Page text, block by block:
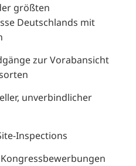
größten
Deutschlands mit
zur Vorabansicht
unverbindlicher
Inspections